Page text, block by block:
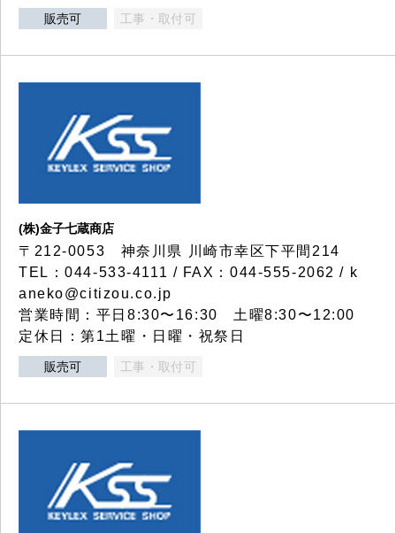
販売可 工事・取付可
(株)金子七蔵商店
〒212-0053 神奈川県 川崎市幸区下平間214
TEL：044-533-4111 / FAX：044-555-2062 / k
aneko@citizou.co.jp
営業時間：平日8:30〜16:30 土曜8:30〜12:00
定休日：第1土曜・日曜・祝祭日
販売可 工事・取付可